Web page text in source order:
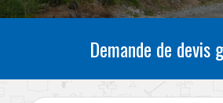
Demande de devis